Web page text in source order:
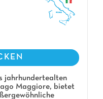
jahrhundertealten
Maggiore, bietet